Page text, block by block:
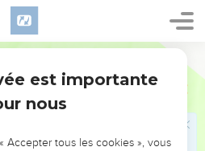
droites l'une contre l'autre,
qui les couvraient, chacun
ailes, quand ils marchaient,
ou à la voix du Tout
ils laissaient tomber leurs ailes.
est importante
nous
Accepter tous les cookies », vous